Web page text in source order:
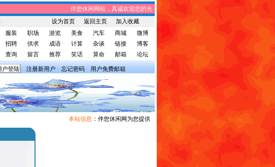
伴您休闲网站，真诚欢迎您的光临! 伴您休闲网站，将免费给您带来趣味时事
设为首页 返回主页
加入收藏
服装 职场 游览 美食 汽车 商城
微博
招聘 供求 成语 计算 杂谈 链接
博客
查询 留言 推荐 笑话 算命 邮箱 论坛
注册新用户 忘记密码 用户免费邮箱
本站信息：伴您休闲网为您提供广告宣传和信息发布，有需求者请与我们联系。